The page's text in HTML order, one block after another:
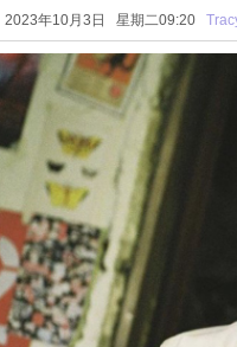
2023年10月3日 星期二09:20